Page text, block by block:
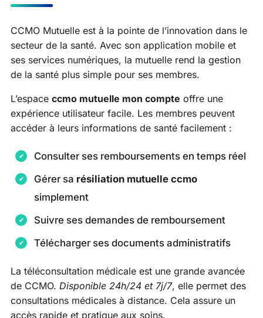
CCMO Mutuelle est à la pointe de l’innovation dans le
secteur de la santé. Avec son application mobile et
ses services numériques, la mutuelle rend la gestion
de la santé plus simple pour ses membres.
L’espace ccmo mutuelle mon compte offre une
expérience utilisateur facile. Les membres peuvent
accéder à leurs informations de santé facilement :
Consulter ses remboursements en temps réel
Gérer sa résiliation mutuelle ccmo
simplement
Suivre ses demandes de remboursement
Télécharger ses documents administratifs
La téléconsultation médicale est une grande avancée
de CCMO. Disponible 24h/24 et 7j/7, elle permet des
consultations médicales à distance. Cela assure un
accès rapide et pratique aux soins.